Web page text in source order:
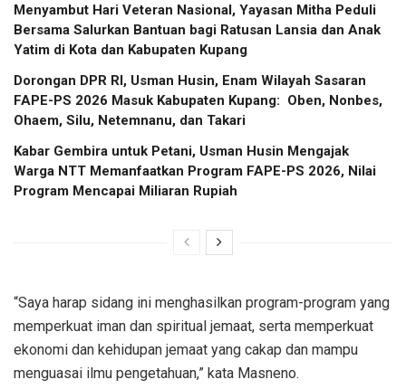
​Menyambut Hari Veteran Nasional, Yayasan Mitha Peduli
Bersama Salurkan Bantuan bagi Ratusan Lansia dan Anak
Yatim di Kota dan Kabupaten Kupang
Dorongan DPR RI, Usman Husin, Enam Wilayah Sasaran
FAPE-PS 2026 Masuk Kabupaten Kupang: Oben, Nonbes,
Ohaem, Silu, Netemnanu, dan Takari
Kabar Gembira untuk Petani, Usman Husin Mengajak
Warga NTT Memanfaatkan Program FAPE-PS 2026, Nilai
Program Mencapai Miliaran Rupiah
“Saya harap sidang ini menghasilkan program-program yang
memperkuat iman dan spiritual jemaat, serta memperkuat
ekonomi dan kehidupan jemaat yang cakap dan mampu
menguasai ilmu pengetahuan,” kata Masneno.